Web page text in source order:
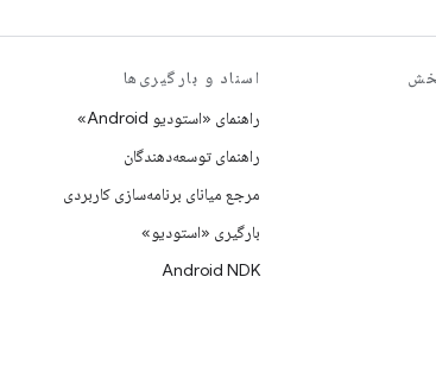
اسناد و بارگیری‌ها
راهنمای «استودیو Android»
راهنمای توسعه‌دهندگان
مرجع میانای برنامه‌سازی کاربردی
بارگیری «استودیو»
Android NDK